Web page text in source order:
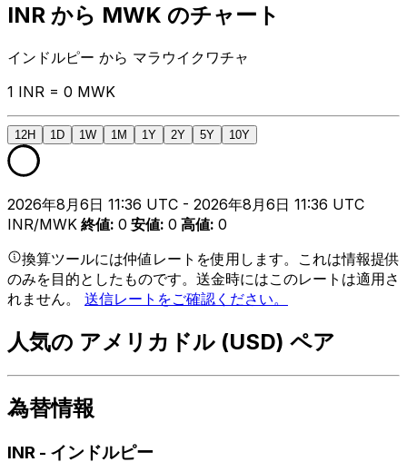
INR から MWK のチャート
インドルピー から マラウイクワチャ
1 INR = 0 MWK
12H 1D 1W 1M 1Y 2Y 5Y 10Y
2026年8月6日 11:36 UTC - 2026年8月6日 11:36 UTC
INR/MWK 終値: 0 安値: 0 高値: 0
換算ツールには仲値レートを使用します。これは情報提供
のみを目的としたものです。送金時にはこのレートは適用さ
れません。 送信レートをご確認ください。
人気の アメリカドル (USD) ペア
為替情報
INR - インドルピー